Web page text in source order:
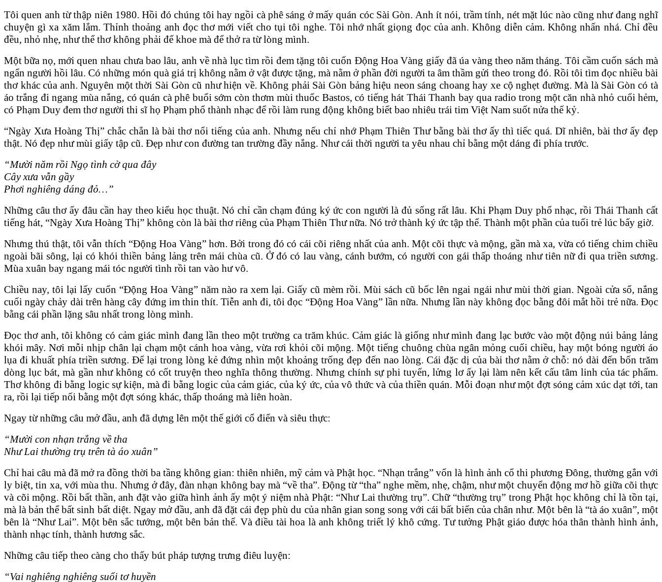
Tôi quen anh từ thập niên 1980. Hồi đó chúng tôi hay ngồi cà phê sáng ở mấy quán cóc Sài Gòn. Anh ít nói, trầm tính, nét mặt lúc nào cũng như đang nghĩ
chuyện gì xa xăm lắm. Thỉnh thoảng anh đọc thơ mới viết cho tụi tôi nghe. Tôi nhớ nhất giọng đọc của anh. Không diễn cảm. Không nhấn nhá. Chỉ đều
đều, nhỏ nhẹ, như thể thơ không phải để khoe mà để thở ra từ lòng mình.
Một bữa nọ, mới quen nhau chưa bao lâu, anh về nhà lục tìm rồi đem tặng tôi cuốn Động Hoa Vàng giấy đã úa vàng theo năm tháng. Tôi cầm cuốn sách mà
ngẩn người hồi lâu. Có những món quà giá trị không nằm ở vật được tặng, mà nằm ở phần đời người ta âm thầm gửi theo trong đó. Rồi tôi tìm đọc nhiều bài
thơ khác của anh. Nguyên một thời Sài Gòn cũ như hiện về. Không phải Sài Gòn bảng hiệu neon sáng choang hay xe cộ nghẹt đường. Mà là Sài Gòn có tà
áo trắng đi ngang mùa nắng, có quán cà phê buổi sớm còn thơm mùi thuốc Bastos, có tiếng hát Thái Thanh bay qua radio trong một căn nhà nhỏ cuối hẻm,
có Phạm Duy đem thơ người thi sĩ họ Phạm phổ thành nhạc để rồi làm rung động không biết bao nhiêu trái tim Việt Nam suốt nửa thế kỷ.
“Ngày Xưa Hoàng Thị” chắc chắn là bài thơ nổi tiếng của anh. Nhưng nếu chỉ nhớ Phạm Thiên Thư bằng bài thơ ấy thì tiếc quá. Dĩ nhiên, bài thơ ấy đẹp
thật. Nó đẹp như mùi giấy tập cũ. Đẹp như con đường tan trường đầy nắng. Như cái thời người ta yêu nhau chỉ bằng một dáng đi phía trước.
“Mười năm rồi Ngọ tình cờ qua đây
Cây xưa vẫn gầy
Phơi nghiêng dáng đỏ…”
Những câu thơ ấy đâu cần hay theo kiểu học thuật. Nó chỉ cần chạm đúng ký ức con người là đủ sống rất lâu. Khi Phạm Duy phổ nhạc, rồi Thái Thanh cất
tiếng hát, “Ngày Xưa Hoàng Thị” không còn là bài thơ riêng của Phạm Thiên Thư nữa. Nó trở thành ký ức tập thể. Thành một phần của tuổi trẻ lúc bấy giờ.
Nhưng thú thật, tôi vẫn thích “Động Hoa Vàng” hơn. Bởi trong đó có cái cõi riêng nhất của anh. Một cõi thực và mộng, gần mà xa, vừa có tiếng chim chiều
ngoài bãi sông, lại có khói thiền bảng lảng trên mái chùa cũ. Ở đó có lau vàng, cánh bướm, có người con gái thấp thoáng như tiên nữ đi qua triền sương.
Mùa xuân bay ngang mái tóc người tình rồi tan vào hư vô.
Chiều nay, tôi lại lấy cuốn “Động Hoa Vàng” năm nào ra xem lại. Giấy cũ mèm rồi. Mùi sách cũ bốc lên ngai ngái như mùi thời gian. Ngoài cửa sổ, nắng
cuối ngày chảy dài trên hàng cây đứng im thin thít. Tiễn anh đi, tôi đọc “Động Hoa Vàng” lần nữa. Nhưng lần này không đọc bằng đôi mắt hồi trẻ nữa. Đọc
bằng cái phần lặng sâu nhất trong lòng mình.
Đọc thơ anh, tôi không có cảm giác mình đang lần theo một trường ca trăm khúc. Cảm giác là giống như mình đang lạc bước vào một động núi bảng lảng
khói mây. Nơi mỗi nhịp chân lại chạm một cánh hoa vàng, vừa rơi khỏi cõi mộng. Một tiếng chuông chùa ngân mỏng cuối chiều, hay một bóng người áo
lụa đi khuất phía triền sương. Để lại trong lòng kẻ đứng nhìn một khoảng trống đẹp đến nao lòng. Cái đặc dị của bài thơ nằm ở chỗ: nó dài đến bốn trăm
dòng lục bát, mà gần như không có cốt truyện theo nghĩa thông thường. Nhưng chính sự phi tuyến, lửng lơ ấy lại làm nên kết cấu tâm linh của tác phẩm.
Thơ không đi bằng logic sự kiện, mà đi bằng logic của cảm giác, của ký ức, của vô thức và của thiền quán. Mỗi đoạn như một đợt sóng cảm xúc dạt tới, tan
ra, rồi lại tiếp nối bằng một đợt sóng khác, thấp thoáng mà liên hoàn.
Ngay từ những câu mở đầu, anh đã dựng lên một thế giới cổ điển và siêu thực:
“Mười con nhạn trắng về tha
Như Lai thường trụ trên tà áo xuân”
Chỉ hai câu mà đã mở ra đồng thời ba tầng không gian: thiên nhiên, mỹ cảm và Phật học. “Nhạn trắng” vốn là hình ảnh cổ thi phương Đông, thường gắn với
ly biệt, tin xa, với mùa thu. Nhưng ở đây, đàn nhạn không bay mà “về tha”. Động từ “tha” nghe mềm, nhẹ, chậm, như một chuyển động mơ hồ giữa cõi thực
và cõi mộng. Rồi bất thần, anh đặt vào giữa hình ảnh ấy một ý niệm nhà Phật: “Như Lai thường trụ”. Chữ “thường trụ” trong Phật học không chỉ là tồn tại,
mà là bản thể bất sinh bất diệt. Ngay mở đầu, anh đã đặt cái đẹp phù du của nhân gian song song với cái bất biến của chân như. Một bên là “tà áo xuân”, một
bên là “Như Lai”. Một bên sắc tướng, một bên bản thể. Và điều tài hoa là anh không triết lý khô cứng. Tư tưởng Phật giáo được hóa thân thành hình ảnh,
thành nhạc tính, thành hương sắc.
Những câu tiếp theo càng cho thấy bút pháp tượng trưng điêu luyện:
“Vai nghiêng nghiêng suối tơ huyền